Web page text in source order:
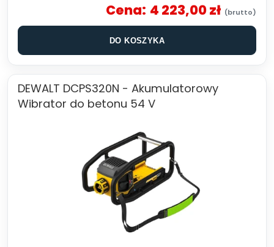
Cena: 4 223,00 zł
DO KOSZYKA
DEWALT DCPS320N - Akumulatorowy
Wibrator do betonu 54 V